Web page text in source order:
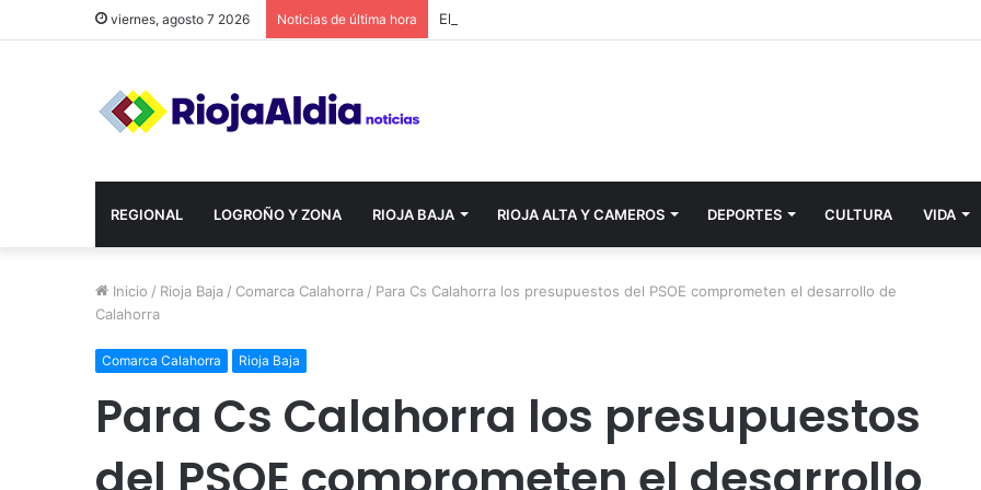
viernes, agosto 7 2026 Noticias de última hora
REGIONAL LOGROÑO Y ZONA RIOJA BAJA RIOJA ALTA Y CAMEROS DEPORTES CULTURA VIDA
Inicio / Rioja Baja / Comarca Calahorra / Para Cs Calahorra los presupuestos del PSOE comprometen el desarrollo de
Calahorra
Comarca Calahorra Rioja Baja
Para Cs Calahorra los presupuestos